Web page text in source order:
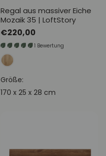
Regal aus massiver Eiche
Mozaik 35 | LoftStory
Normaler
Preis
€220,00
1 Bewertung
Größe:
170 x 25 x 28 cm